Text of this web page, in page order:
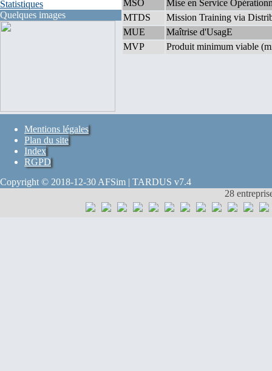
Statistiques
Quelques images
MSO
Mise en Service
MTDS
Mission Training via
MUE
Maîtrise d'UsagE
MVP
Produit minimum viable
Mentions légales
Plan du site
Index
RGPD
Copyright © 2018-12-30 AFSim | TARDUS v7.4
28